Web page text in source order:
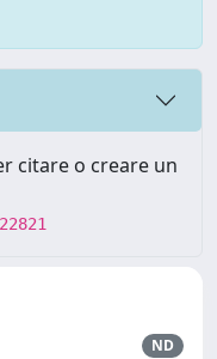
citare o creare un
ND